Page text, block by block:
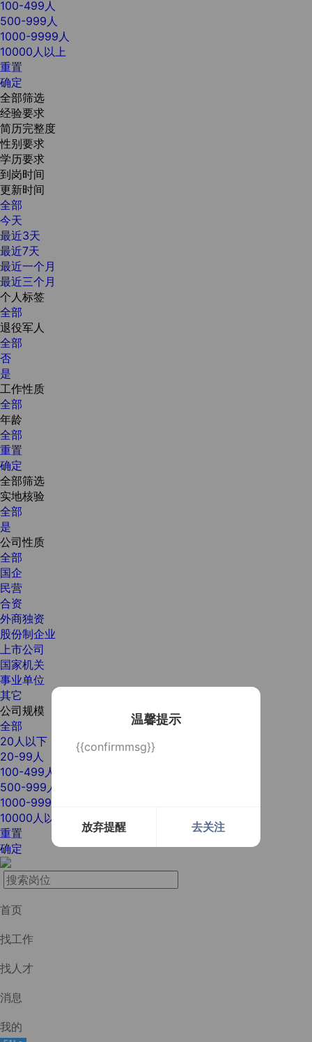
温馨提示
{{confirmmsg}}
放弃提醒 去关注
100-499人
500-999人
1000-9999人
10000人以上
重置
确定
全部筛选
经验要求
简历完整度
性别要求
学历要求
到岗时间
更新时间
全部
今天
最近3天
最近7天
最近一个月
最近三个月
个人标签
全部
退役军人
全部
否
是
工作性质
全部
年龄
全部
重置
确定
全部筛选
实地核验
全部
是
公司性质
全部
国企
民营
合资
外商独资
股份制企业
上市公司
国家机关
事业单位
其它
公司规模
全部
20人以下
20-99人
100-499人
500-999人
1000-9999人
10000人以上
重置
确定
首页
找工作
找人才
消息
我的